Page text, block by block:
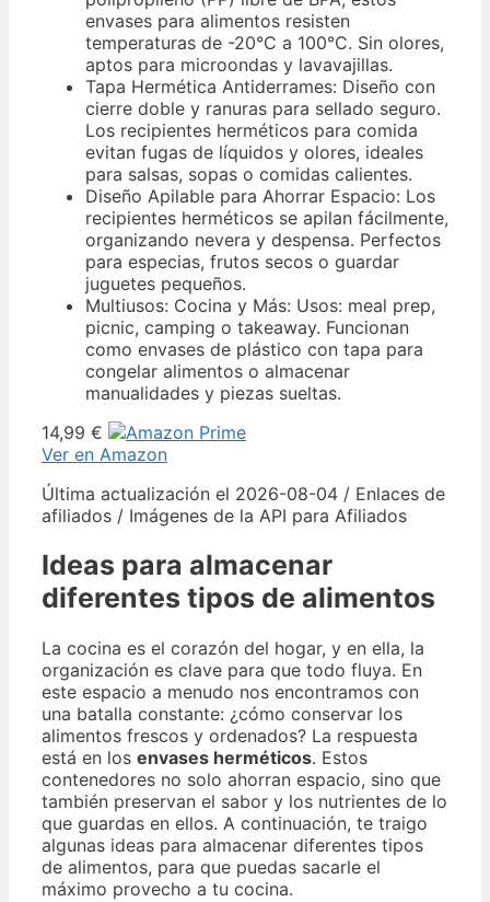
envases para alimentos resisten
temperaturas de -20°C a 100°C. Sin olores,
aptos para microondas y lavavajillas.
Tapa Hermética Antiderrames: Diseño con
cierre doble y ranuras para sellado seguro.
Los recipientes herméticos para comida
evitan fugas de líquidos y olores, ideales
para salsas, sopas o comidas calientes.
Diseño Apilable para Ahorrar Espacio: Los
recipientes herméticos se apilan fácilmente,
organizando nevera y despensa. Perfectos
para especias, frutos secos o guardar
juguetes pequeños.
Multiusos: Cocina y Más: Usos: meal prep,
picnic, camping o takeaway. Funcionan
como envases de plástico con tapa para
congelar alimentos o almacenar
manualidades y piezas sueltas.
14,99 €
Ver en Amazon
Última actualización el 2026-08-04 / Enlaces de
afiliados / Imágenes de la API para Afiliados
Ideas para almacenar
diferentes tipos de alimentos
La cocina es el corazón del hogar, y en ella, la
organización es clave para que todo fluya. En
este espacio a menudo nos encontramos con
una batalla constante: ¿cómo conservar los
alimentos frescos y ordenados? La respuesta
está en los envases herméticos. Estos
contenedores no solo ahorran espacio, sino que
también preservan el sabor y los nutrientes de lo
que guardas en ellos. A continuación, te traigo
algunas ideas para almacenar diferentes tipos
de alimentos, para que puedas sacarle el
máximo provecho a tu cocina.